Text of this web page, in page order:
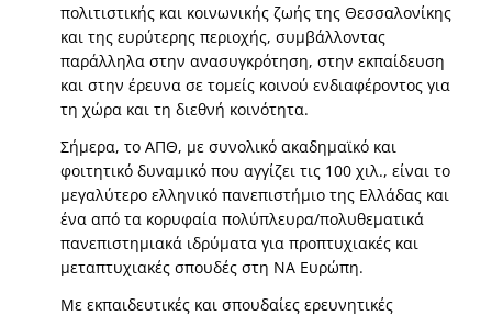
πολιτιστικής και κοινωνικής ζωής της Θεσσαλονίκης
και της ευρύτερης περιοχής, συμβάλλοντας
παράλληλα στην ανασυγκρότηση, στην εκπαίδευση
και στην έρευνα σε τομείς κοινού ενδιαφέροντος για
τη χώρα και τη διεθνή κοινότητα.
Σήμερα, το ΑΠΘ, με συνολικό ακαδημαϊκό και
φοιτητικό δυναμικό που αγγίζει τις 100 χιλ., είναι το
μεγαλύτερο ελληνικό πανεπιστήμιο της Ελλάδας και
ένα από τα κορυφαία πολύπλευρα/πολυθεματικά
πανεπιστημιακά ιδρύματα για προπτυχιακές και
μεταπτυχιακές σπουδές στη ΝΑ Ευρώπη.
Με εκπαιδευτικές και σπουδαίες ερευνητικές